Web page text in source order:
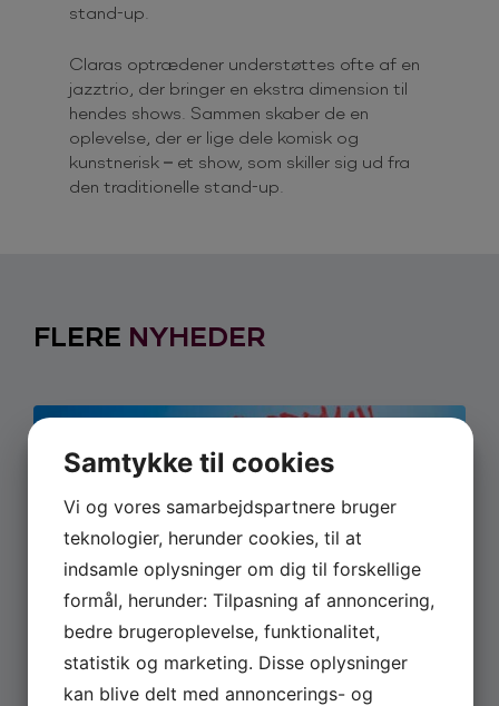
stand-up.
Claras optrædener understøttes ofte af en
jazztrio, der bringer en ekstra dimension til
hendes shows. Sammen skaber de en
oplevelse, der er lige dele komisk og
kunstnerisk – et show, som skiller sig ud fra
den traditionelle stand-up.
FLERE NYHEDER
JUNI 22, 2026
David Minerbas show ‘ Dopeman’
er nu på TV 2 Play
Samtykke til cookies
Vi og vores samarbejdspartnere bruger
teknologier, herunder cookies, til at
indsamle oplysninger om dig til forskellige
formål, herunder: Tilpasning af annoncering,
bedre brugeroplevelse, funktionalitet,
statistik og marketing. Disse oplysninger
kan blive delt med annoncerings- og